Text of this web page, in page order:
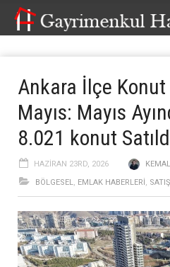
Ankara İlçe Konut
Mayıs: Mayıs
8.021 konut
HAZIRAN 23RD, 2026
BÖLGESEL, EMLAK HABERLERI, SATIŞ